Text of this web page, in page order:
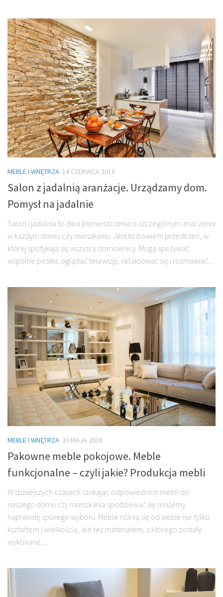
MEBLE I WNĘTRZA 14 CZERWCA 2018
Salon z jadalnią aranżacje. Urządzamy dom.
Pomysł na jadalnie
Salon i jadalnia to dwa pomieszczenia o szczególnym znaczeniu
w każdym domu czy mieszkaniu. Jest to bowiem przestrzeń, w
której spotykają się wszyscy domownicy. Mogą spożywać
wspólne posiłki, oglądać telewizję, relaksować się i rozmawiać....
MEBLE I WNĘTRZA 30 MAJA 2018
Pakowne meble pokojowe. Meble
funkcjonalne – czyli jakie? Produkcja mebli
W dzisiejszych czasach szukając odpowiednich mebli do
naszego domu czy mieszkania spodziewać się możemy
naprawdę sporego wyboru. Meble różnią się od siebie nie tylko
kształtem i wielkością, ale też materiałem, z którego zostały
wykonane,...